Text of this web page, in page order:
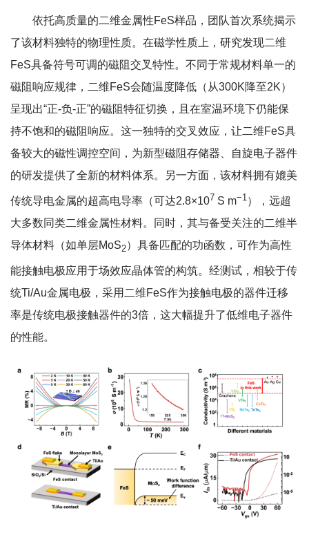
依托高质量的二维金属性FeS样品，团队首次系统揭示
了该材料独特的物理性质。在磁学性质上，研究发现二维
FeS具备符号可调的磁阻交叉特性。不同于常规材料单一的
磁阻响应规律，二维FeS会随温度降低（从300K降至2K）
呈现出“正-负-正”的磁阻特征切换，且在室温环境下仍能保
持不饱和的磁阻响应。这一独特的交叉效应，让二维FeS具
备较大的磁性调控空间，为新型磁阻存储器、自旋电子器件
的研发提供了全新的材料体系。另一方面，该材料拥有媲美
传统导电金属的超高电导率（可达2.8×107 S m−1 ），远超
大多数同类二维金属性材料。同时，其与备受关注的二维半
导体材料（如单层MoS2）具备匹配的功函数，可作为高性
能接触电极应用于场效应晶体管的构筑。经测试，相较于传
统Ti/Au金属电极，采用二维FeS作为接触电极的器件迁移
率是传统电极接触器件的3倍，这大幅提升了低维电子器件
的性能。